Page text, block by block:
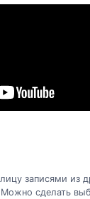
записями из
сделать